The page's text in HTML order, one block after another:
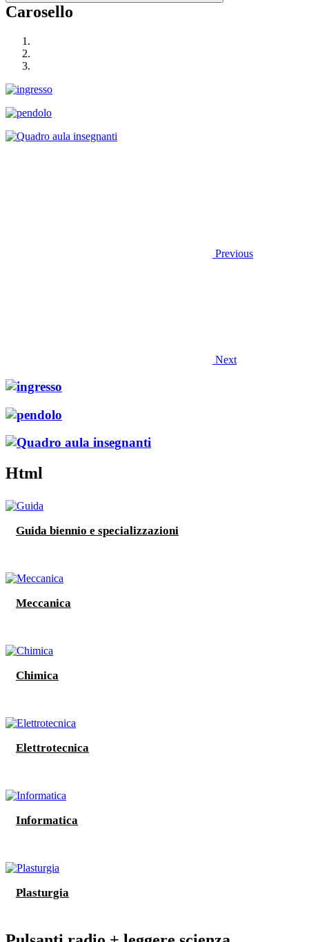
Carosello
Previous
Next
Html
Guida biennio e specializzazioni
Meccanica
Chimica
Elettrotecnica
Informatica
Plasturgia